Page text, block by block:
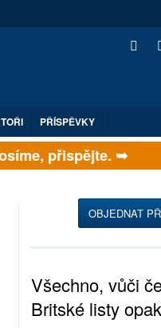
PŘÍSPĚVKY
přispějte. ➥
OBJEDNAT
Všechno, vůči
Britské listy